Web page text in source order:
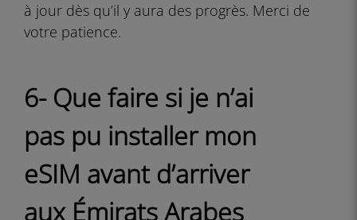
à jour dès qu’il y aura des progrès. Merci de
votre patience.
6- Que faire si je n’ai
pas pu installer mon
eSIM avant d’arriver
aux Émirats Arabes